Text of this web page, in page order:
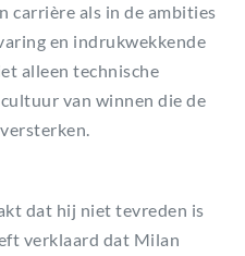
carrière als in de ambities
en indrukwekkende
alleen technische
van winnen die de
dat hij niet tevreden is
verklaard dat Milan